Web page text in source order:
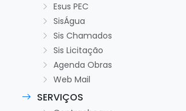
Esus PEC
SisÁgua
Sis Chamados
Sis Licitação
Agenda Obras
Web Mail
SERVIÇOS